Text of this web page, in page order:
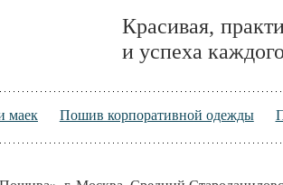
Красивая,
и успеха
маек Пошив корпоративной одежды